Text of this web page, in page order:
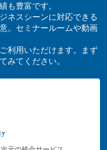
も豊富です。
ネスシーンに対応できる
。セミナールームや動画
利用いただけます。まず
みてください。